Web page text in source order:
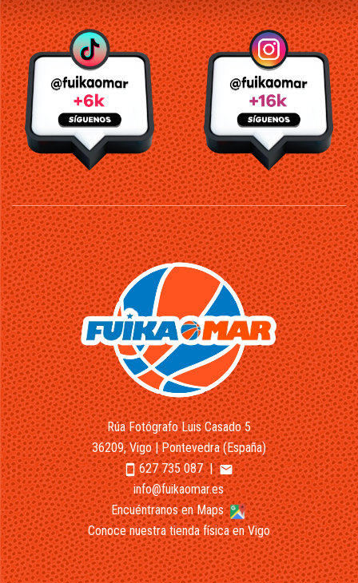
Rúa Fotógrafo Luis Casado 5
36209, Vigo | Pontevedra (España)
smartphone627 735 087|email
info@fuikaomar.es
Encuéntranos en Maps
Conoce nuestra tienda física en Vigo